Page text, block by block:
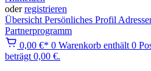
oderregistrieren
Übersicht Persönliches Profil
Partnerprogramm
0,00 €* 0 Warenkorb enthält 0
beträgt 0,00 €.